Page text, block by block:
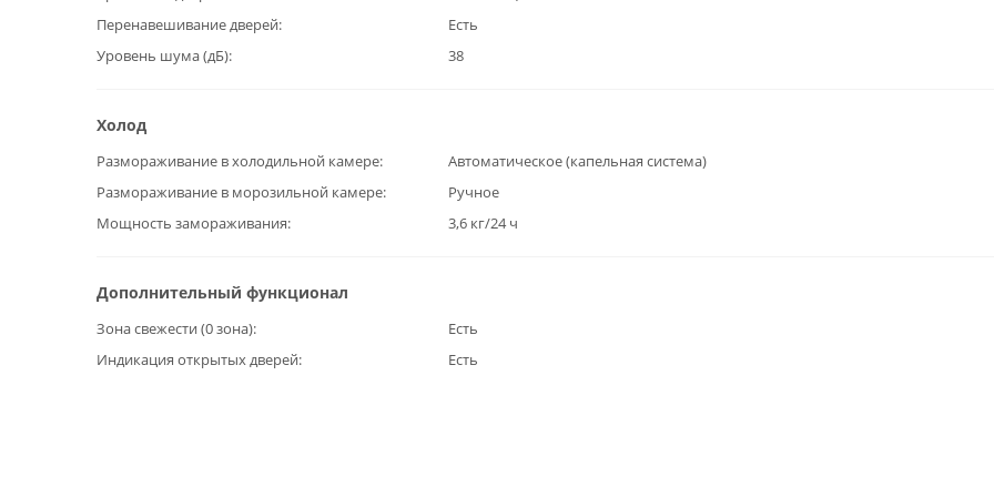
Перенавешивание дверей
Есть
Уровень шума (дБ)
38
Холод
Размораживание в холодильной камере
Автоматическое (капельная система)
Размораживание в морозильной камере
Ручное
Мощность замораживания
3,6 кг/24 ч
Дополнительный функционал
Зона свежести (0 зона)
Есть
Индикация открытых дверей
Есть